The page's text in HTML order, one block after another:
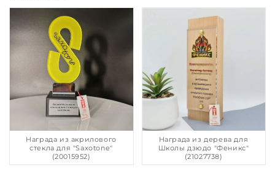
Награда из акрилового
стекла для "Saxotone"
(20015952)
Награда из дерева для
Школы дзюдо "Феникс"
(21027738)